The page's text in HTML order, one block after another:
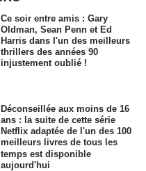
Ce soir entre amis : Gary
Oldman, Sean Penn et Ed
Harris dans l'un des meilleurs
thrillers des années 90
injustement oublié !
Déconseillée aux moins de 16
ans : la suite de cette série
Netflix adaptée de l'un des 100
meilleurs livres de tous les
temps est disponible
aujourd'hui